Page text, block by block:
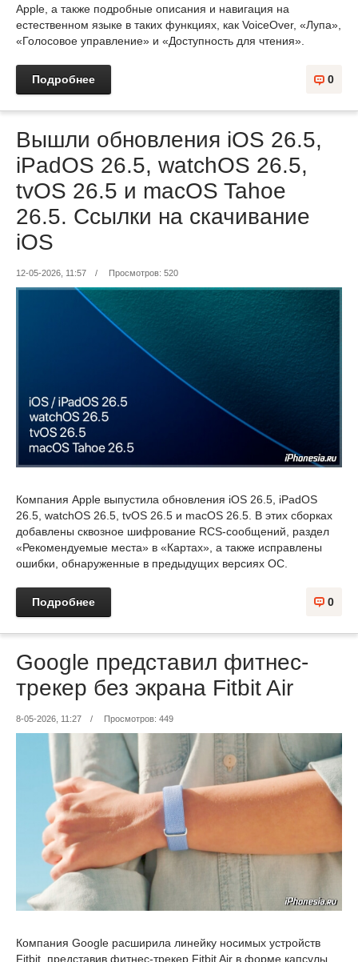
Apple, а также подробные описания и навигация на
естественном языке в таких функциях, как VoiceOver, «Лупа»,
«Голосовое управление» и «Доступность для чтения».
Подробнее 0
Вышли обновления iOS 26.5,
iPadOS 26.5, watchOS 26.5,
tvOS 26.5 и macOS Tahoe
26.5. Ссылки на скачивание
iOS
12-05-2026, 11:57 / Просмотров: 520
Компания Apple выпустила обновления iOS 26.5, iPadOS
26.5, watchOS 26.5, tvOS 26.5 и macOS 26.5. В этих сборках
добавлены cквозное шифрование RCS-сообщений, раздел
«Рекомендуемые места» в «Картах», а также исправлены
ошибки, обнаруженные в предыдущих версиях ОС.
Подробнее 0
Google представил фитнес-
трекер без экрана Fitbit Air
8-05-2026, 11:27 / Просмотров: 449
Компания Google расширила линейку носимых устройств
Fitbit, представив фитнес-трекер Fitbit Air в форме капсулы